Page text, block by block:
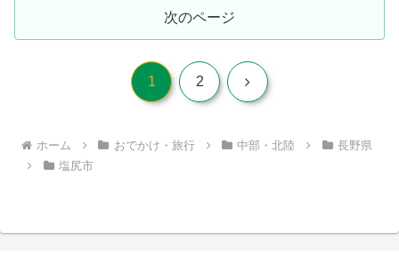
次のページ
1 2 次
ホーム おでかけ・旅行 中部・北陸
長野県
塩尻市